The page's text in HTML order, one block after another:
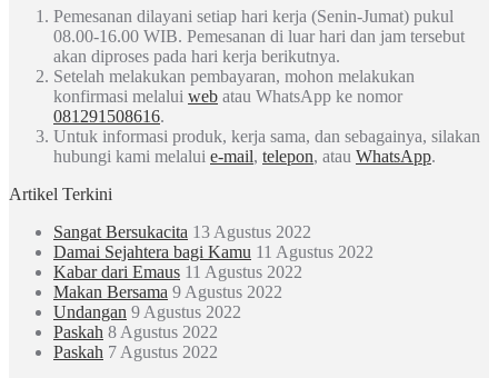
Pemesanan dilayani setiap hari kerja (Senin-Jumat) pukul
08.00-16.00 WIB. Pemesanan di luar hari dan jam tersebut
akan diproses pada hari kerja berikutnya.
Setelah melakukan pembayaran, mohon melakukan
konfirmasi melalui web atau WhatsApp ke nomor
081291508616.
Untuk informasi produk, kerja sama, dan sebagainya, silakan
hubungi kami melalui e-mail, telepon, atau WhatsApp.
Artikel Terkini
Sangat Bersukacita 13 Agustus 2022
Damai Sejahtera bagi Kamu 11 Agustus 2022
Kabar dari Emaus 11 Agustus 2022
Makan Bersama 9 Agustus 2022
Undangan 9 Agustus 2022
Paskah 8 Agustus 2022
Paskah 7 Agustus 2022